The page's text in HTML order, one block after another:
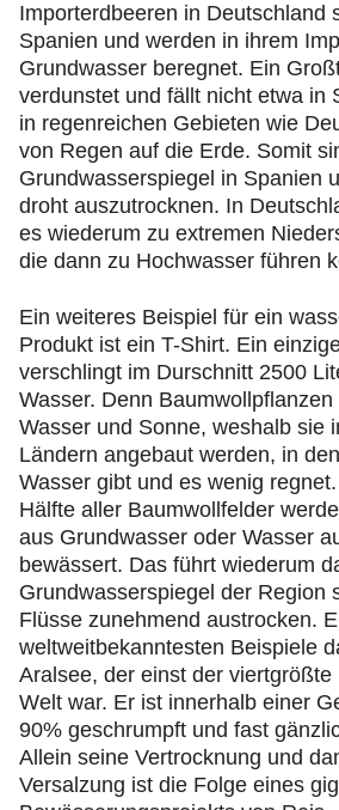
Importerdbeeren in Deutschland
Spanien und werden in ihrem
Grundwasser beregnet. Ein
verdunstet und fällt nicht etwa in
in regenreichen Gebieten wie
von Regen auf die Erde. Somit
Grundwasserspiegel in Spanien
droht auszutrocknen. In
es wiederum zu extremen
die dann zu Hochwasser führen
Ein weiteres Beispiel für ein
Produkt ist ein T-Shirt. Ein
verschlingt im Durschnitt 2500
Wasser. Denn Baumwollpflanzen
Wasser und Sonne, weshalb sie
Ländern angebaut werden, in
Wasser gibt und es wenig
Hälfte aller Baumwollfelder
aus Grundwasser oder Wasser
bewässert. Das führt wiederum
Grundwasserspiegel der Region
Flüsse zunehmend austrocken.
weltweitbekanntesten Beispiele
Aralsee, der einst der
Welt war. Er ist innerhalb einer
90% geschrumpft und fast
Allein seine Vertrocknung und
Versalzung ist die Folge eines